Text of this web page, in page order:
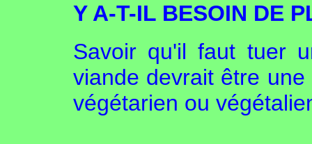
Y A-T-IL BESOIN DE
Savoir qu'il faut tuer
viande devrait être
végétarien ou